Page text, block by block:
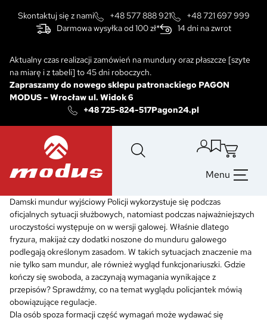
Skontaktuj się z nami +48 577 888 921
+48 721 697 999
Darmowa wysyłka od 100 zł*
14 dni na zwrot
Aktualny czas realizacji zamówień na mundury oraz płaszcze [szyte
na miarę i z tabeli] to 45 dni roboczych.
Zapraszamy do nowego sklepu patronackiego PAGON
MODUS–Wrocław ul. Widok 6
+48 725-824-517Pagon24.pl
Menu
Damski mundur wyjściowy Policji wykorzystuje się podczas
oficjalnych sytuacji służbowych, natomiast podczas najważniejszych
uroczystości występuje on w wersji galowej. Właśnie dlatego
fryzura, makijaż czy dodatki noszone do munduru galowego
podlegają określonym zasadom. W takich sytuacjach znaczenie ma
nie tylko sam mundur, ale również wygląd funkcjonariuszki. Gdzie
kończy się swoboda, a zaczynają wymagania wynikające z
przepisów? Sprawdźmy, co na temat wyglądu policjantek mówią
obowiązujące regulacje.
Dla osób spoza formacji część wymagań może wydawać się